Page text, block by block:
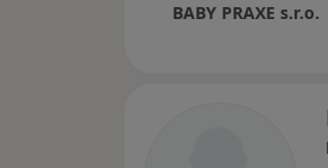
BABY PRAXE s.r.o.